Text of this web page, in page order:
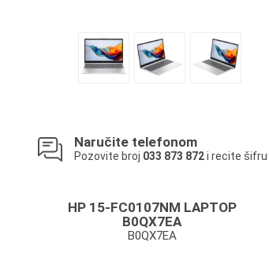
Naručite telefonom
Pozovite broj 033 873 872i recite šifru
HP 15-FC0107NM LAPTOP
B0QX7EA
B0QX7EA